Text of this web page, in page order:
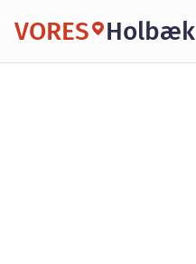
VORES Holbæk